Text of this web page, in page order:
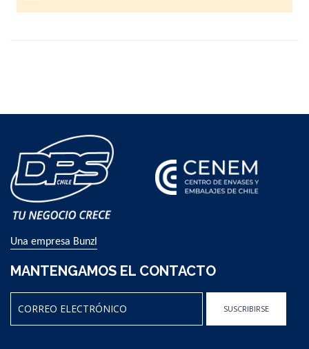
Una empresa Bunzl
MANTENGAMOS EL CONTACTO
SUSCRIBIRSE